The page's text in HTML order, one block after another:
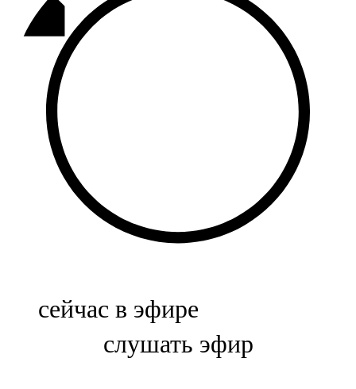
Базарлы матак
107,1 FM
Балык бистәсе
104,9 FM
Баулы
107,5 FM
Биләр
Болгар
сейчас в эфире
слушать эфир